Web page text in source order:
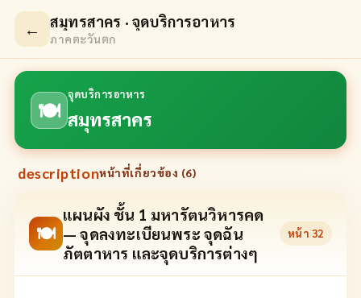
← สมุทรสาคร · จุดบริการอาหาร
ภาคตะวันตก
🍽
จุดบริการอาหาร
สมุทรสาคร
descriptionหน้าที่เกี่ยวข้อง (6)
🍽
แผนผัง ชั้น 1 มหารัตนวิหารคด
— จุดลงทะเบียนพระ จุดฉัน
ภัตตาหาร และจุดบริการต่างๆ
หน้า 32